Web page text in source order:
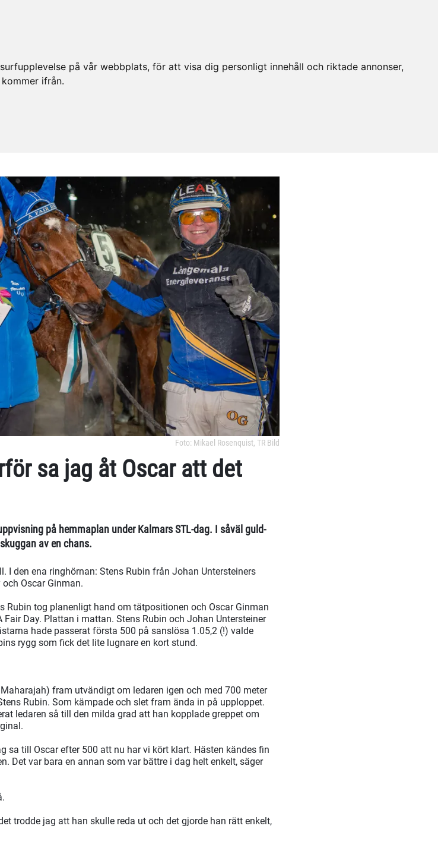
på vår webbplats, för att visa dig personligt innehåll och riktade annonser,
ifrån.
Foto: Mikael Rosenquist, TR Bild
sa jag åt Oscar att det
på hemmaplan under Kalmars STL-dag. I såväl guld-
av en chans.
I den ena ringhörnan: Stens Rubin från Johan Untersteiners
Oscar Ginman.
Rubin tog planenligt hand om tätpositionen och Oscar Ginman
Day. Plattan i mattan. Stens Rubin och Johan Untersteiner
hade passerat första 500 på sanslösa 1.05,2 (!) valde
rygg som fick det lite lugnare en kort stund.
fram utvändigt om ledaren igen och med 700 meter
Rubin. Som kämpade och slet fram ända in på upploppet.
ledaren så till den milda grad att han kopplade greppet om
sa till Oscar efter 500 att nu har vi kört klart. Hästen kändes fin
Det var bara en annan som var bättre i dag helt enkelt, säger
trodde jag att han skulle reda ut och det gjorde han rätt enkelt,